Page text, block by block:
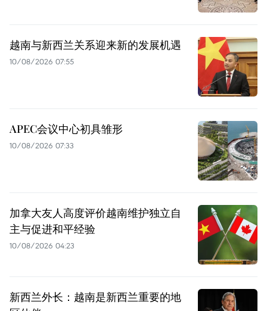
越南与新西兰关系迎来新的发展机遇
10/08/2026 07:55
APEC会议中心初具雏形
10/08/2026 07:33
加拿大友人高度评价越南维护独立自
主与促进和平经验
10/08/2026 04:23
新西兰外长：越南是新西兰重要的地